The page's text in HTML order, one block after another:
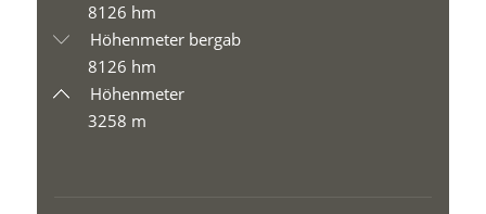
8126 hm
Höhenmeter bergab
8126 hm
Höhenmeter
3258 m